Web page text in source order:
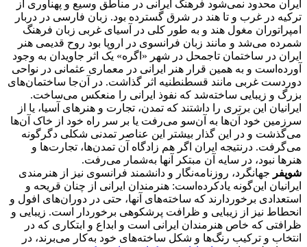
ایران محدود نمی‌شود فرهنگ ایرانی در مناطق وسیع و پهناوری از
ترکیه در غرب و تا هند در شرق گسترده بود. زبان فارسی در دربار
امپراتوران مغول هند و به طور کلی در آسیای غربی زبان فرهنگ
شمرده می‌شد و مانند زبان فرانسوی در اروپا بود روح قدیمی هنر
ایران در ساختمان تاجمحل در شهر «اگره» یک اثر جاویدان به وجود
آورده‌است و به همین قرار هنر ایرانی در معماری عثمانی در نواحی
دوردست غربی مانند قسطنطنیه اثر گذاشت. در آن‌جا ساختمان‌های
بزرگ و زیبایی ساخته‌شد که نفوذ ایرانی را منعکس می‌ساخت.
ایرانیان این برتری را داشتند که تمدن، تجارت و هنرهای آسیا، یا از
سرزمین خود آن‌ها به آن‌سو می‌رفت یا بر سر راه خود از خاک آن‌ها
می‌گذشت و در این‌ گذار بیشتر این عناصر تمدنی شکلی دگرگونه
می‌گرفت. درنتیجه ایران اگر هم زادگاه آن تمدن‌ها، تجارت‌ها و
هنرها نبود، در سایه آن مبتکر آنها به‌شمار می‌رفت.
شوپفر جهانگرد، روزنامه‌نگار و دانشمند فرانسوی نیز از هنرمندی
ایرانیان این‌گونه یادکرده‌است: هنرمندان ایرانی از چنان قریحه و
استعدادی برخوردارند که ساخته‌های آنها، حتی در دوران‌های افول و
انحطاط نیز از زیبایی و ظرافت پرشکوهی برخوردار است. زیبایی و
ظرافتی که خاص هنرمندان ایرانی است و ابداع و ابتکاری که در
انتخاب و ترکیب رنگ‌ها و شکل‌ ساخته‌های خود به‌کار می‌برند، در